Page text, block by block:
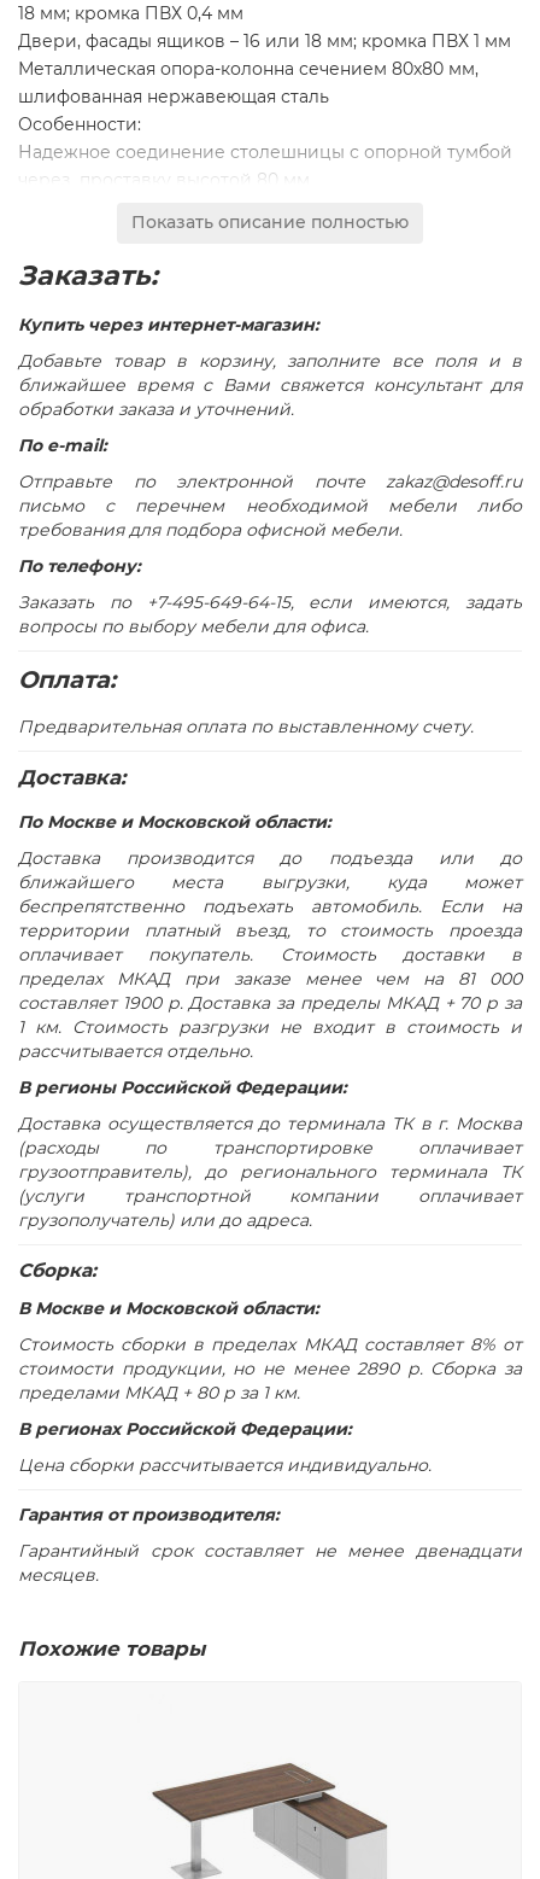
18 мм; кромка ПВХ 0,4 мм
Двери, фасады ящиков – 16 или 18 мм; кромка ПВХ 1 мм
Металлическая опора-колонна сечением 80х80 мм,
шлифованная нержавеющая сталь
Особенности:
Надежное соединение столешницы с опорной тумбой
через проставку высотой 80 мм
контрастных декоров
Конструкция стола предусматривает правое/левое
расположение опорной тумбы
В столешнице и опорной тумбе имеются отверстия для
Отверстие прямоугольной формы в столешнице
закрыто заглушкой серого цвета с декоративной
Опорная тумба состоит из трех отделений, два из
которых укомплектованы регулируемой по высоте
полкой
Опорная тумба имеет 3 выдвижных ящика,
установленных на скрытые шариковые направляющие
с системой встроенного демпфирования и системой
открывания Push To Open (без ручек)
Опорная тумба укомплектована двумя дверями без
ручек)
многократной сборки
Имеет регулировочные опоры
цвет дуб гладстоун светлый / антрацит премиум / дуб
гладстоун светлый
Показать описание полностью
Заказать:
Купить через интернет-магазин:
Добавьте товар в корзину, заполните все поля и в
ближайшее время с Вами свяжется консультант для
обработки заказа и уточнений.
По e-mail:
Отправьте по электронной почте zakaz@desoff.ru
письмо с перечнем необходимой мебели либо
требования для подбора офисной мебели.
По телефону:
Заказать по +7-495-649-64-15, если имеются, задать
вопросы по выбору мебели для офиса.
Оплата:
Предварительная оплата по выставленному счету.
Доставка:
По Москве и Московской области:
Доставка производится до подъезда или до
ближайшего места выгрузки, куда может
беспрепятственно подъехать автомобиль. Если на
территории платный въезд, то стоимость проезда
оплачивает покупатель. Стоимость доставки в
пределах МКАД при заказе менее чем на 81 000
составляет 1900 р. Доставка за пределы МКАД + 70 р за
1 км. Стоимость разгрузки не входит в стоимость и
рассчитывается отдельно.
В регионы Российской Федерации:
Доставка осуществляется до терминала ТК в г. Москва
(расходы по транспортировке оплачивает
грузоотправитель), до регионального терминала ТК
(услуги транспортной компании оплачивает
грузополучатель) или до адреса.
Сборка:
В Москве и Московской области:
Стоимость сборки в пределах МКАД составляет 8% от
стоимости продукции, но не менее 2890 р. Сборка за
пределами МКАД + 80 р за 1 км.
В регионах Российской Федерации:
Цена сборки рассчитывается индивидуально.
Гарантия от производителя:
Гарантийный срок составляет не менее двенадцати
месяцев.
Похожие товары